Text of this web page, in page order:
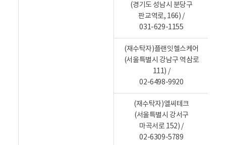
(경기도 성남시 분당구
판교역로, 166) /
031-629-1155
(재수탁자)플랜잇헬스케어
(서울특별시 강남구 역삼로
111) /
02-6498-9920
(재수탁자)엘씨테크
(서울특별시 강서구
마곡서로 152) /
02-6309-5789